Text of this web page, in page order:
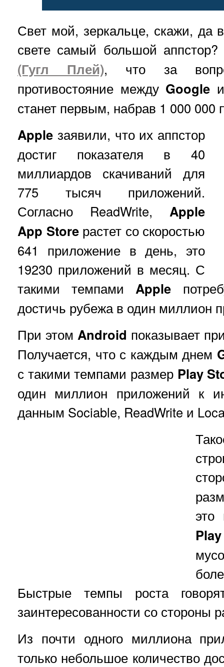
Свет мой, зеркальце, скажи, да
свете самый большой
(Гугл Плей), что за
противостояние между Google
станет первым, набрав 1 000 000
Apple заявили, что их аппстор
достиг показателя в 40
миллиардов скачиваний для
775 тысяч приложений.
Согласно ReadWrite, Apple
App Storeрастет со скоростью
641 приложение в день, это
19230 приложений в месяц. С
такими темпами Apple
достичь рубежа в один миллион
При этом Android показывает
Получается, что с каждым днем
с такими темпами размер Play
один миллион приложений к
данным Sociable, ReadWrite и
это
Быстрые темпы роста
заинтересованности со стороны
Из почти одного миллиона
только небольшое количество